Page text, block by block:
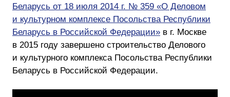
Беларусь от 18 июля 2014 г. № 359 «О Деловом
и культурном комплексе Посольства Республики
Беларусь в Российской Федерации» в г. Москве
в 2015 году завершено строительство Делового
и культурного комплекса Посольства Республики
Беларусь в Российской Федерации.